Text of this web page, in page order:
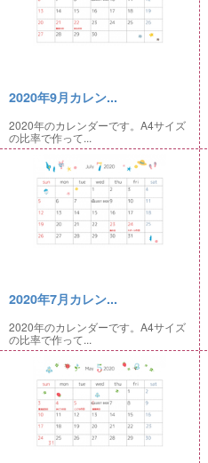
2020年9月カレン...
2020年のカレンダーです。A4サイズ
の比率で作って...
2020年7月カレン...
2020年のカレンダーです。A4サイズ
の比率で作って...